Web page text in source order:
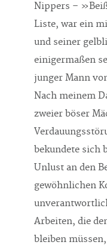
Nippers –
Liste, war ein
und seiner
einigermaßen
junger Mann
Nach meinem
zweier böser
bekundete sich
Unlust an den
gewöhnlichen
Arbeiten, die
bleiben